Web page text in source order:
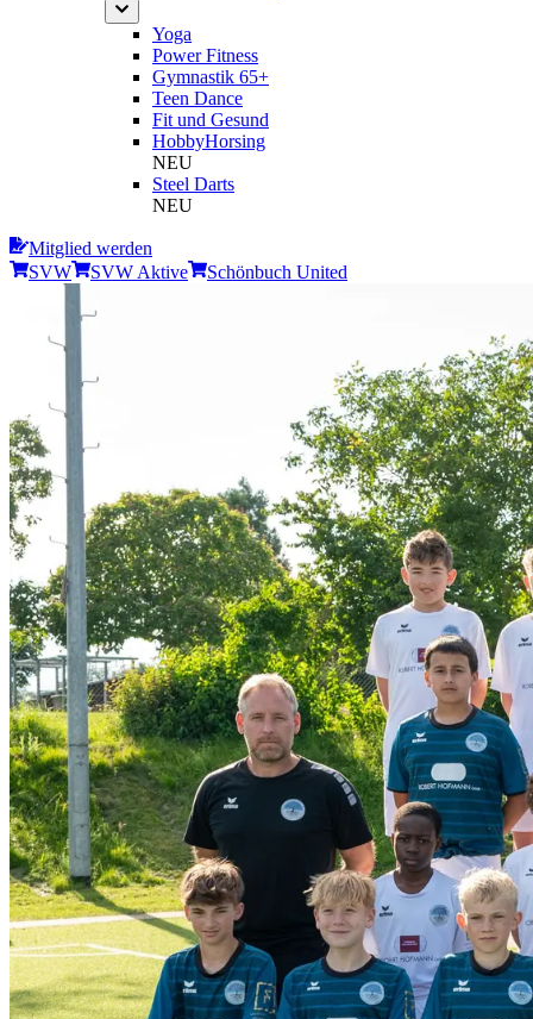
Yoga
Power Fitness
Gymnastik 65+
Teen Dance
Fit und Gesund
HobbyHorsing
NEU
Steel Darts
NEU
Mitglied werden
SVW
SVW Aktive Schönbuch United